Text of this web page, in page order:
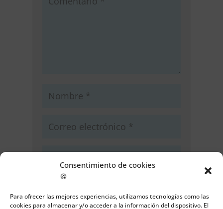
Consentimiento de cookies
🍪
Para ofrecer las mejores experiencias, utilizamos tecnologías como las
cookies para almacenar y/o acceder a la información del dispositivo. El
Guarda mi nombre, correo
electrónico y web en este navegador
para la próxima vez que comente.